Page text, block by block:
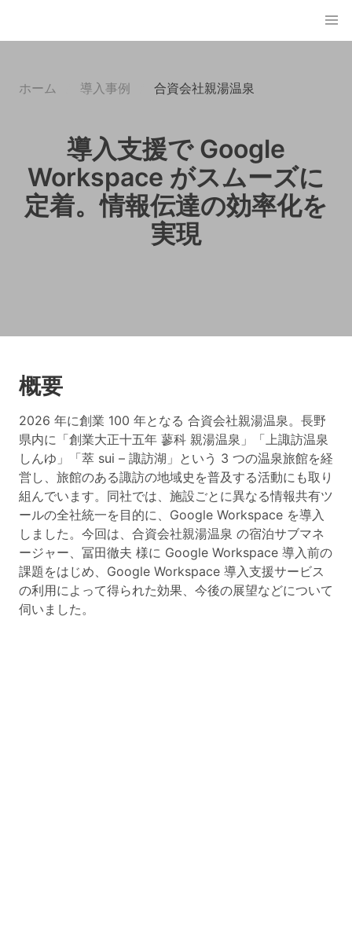
ホーム 導入事例 合資会社親湯温泉
導入支援で Google
Workspace がスムーズに
定着。情報伝達の効率化を
実現
概要
2026 年に創業 100 年となる 合資会社親湯温泉。長野
県内に「創業大正十五年 蓼科 親湯温泉」「上諏訪温泉
しんゆ」「萃 sui – 諏訪湖」という 3 つの温泉旅館を経
営し、旅館のある諏訪の地域史を普及する活動にも取り
組んでいます。同社では、施設ごとに異なる情報共有ツ
ールの全社統一を目的に、Google Workspace を導入
しました。今回は、合資会社親湯温泉 の宿泊サブマネ
ージャー、冨田徹夫 様に Google Workspace 導入前の
課題をはじめ、Google Workspace 導入支援サービス
の利用によって得られた効果、今後の展望などについて
伺いました。